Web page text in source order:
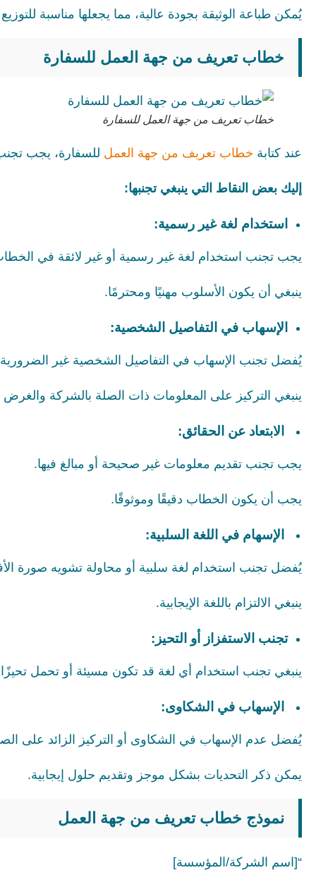
يُمكن طباعة الوثيقة بجودة عالية، مما يجعلها مناسبة
خطاب تعريف من جهة العمل للسفارة
خطاب تعريف من جهة العمل للسفارة
عند كتابة خطاب تعريف من جهة العمل للسفارة، يجب
إليك بعض النقاط التي ينبغي تجنبها:
استخدام لغة غير رسمية:
يجب تجنب استخدام لغة غير رسمية أو غير لائقة في
ينبغي أن يكون الأسلوب مهنيًا ومحترمًا.
الإسهاب في التفاصيل الشخصية:
يُفضل تجنب الإسهاب في التفاصيل الشخصية غير
ينبغي التركيز على المعلومات ذات الصلة بالشركة
الابتعاد عن الحقائق:
يجب تجنب تقديم معلومات غير صحيحة أو مبالغ فيها.
يجب أن يكون الخطاب دقيقًا وموثوقًا.
الإسهام في اللغة السلبية:
يُفضل تجنب استخدام لغة سلبية أو محاولة تشويه صورة
ينبغي الالتزام باللغة الإيجابية.
تجنب الاستفزاز أو التحيز:
ينبغي تجنب استخدام أي لغة قد تكون مسيئة أو تحمل
الإسهاب في الشكاوى:
يُفضل عدم الإسهاب في الشكاوى أو التركيز الزائد على
يمكن ذكر التحديات بشكل موجز وتقديم حلول إيجابية.
نموذج خطاب تعريف من جهة العمل
“[اسم الشركة/المؤسسة]